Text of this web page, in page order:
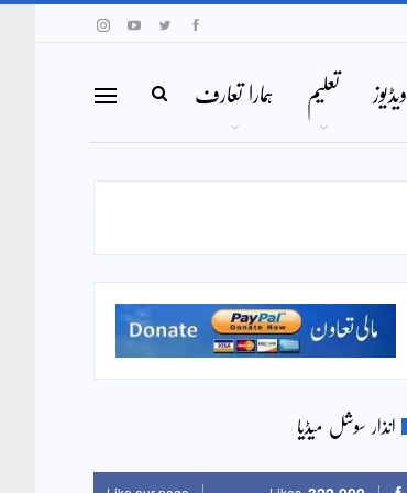
ویڈیوز تعلیم ہمارا تعارف
انذار سوشل میڈیا